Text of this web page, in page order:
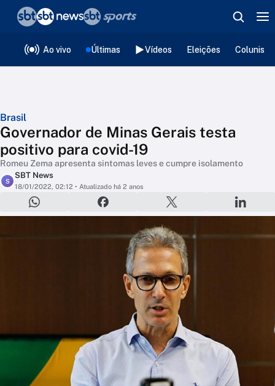
Ao vivo Últimas Vídeos Eleições
Brasil
Governador de Minas Gerais testa
positivo para covid-19
Romeu Zema apresenta sintomas leves e cumpre isolamento
S
SBT News
18/01/2022, 02:12 • Atualizado há 2 anos
❮voltar
Editorias